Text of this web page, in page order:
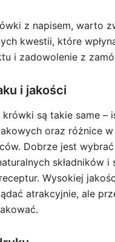
z napisem, warto
kwestii, które
i zadowolenie z
i jakości
są takie same –
oraz różnice w
Dobrze jest
składników i
Wysokiej
atrakcyjnie, ale